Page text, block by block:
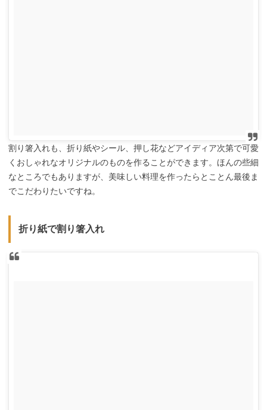
割り箸入れも、折り紙やシール、押し花などアイディア次第で可愛
くおしゃれなオリジナルのものを作ることができます。ほんの些細
なところでもありますが、美味しい料理を作ったらとことん最後ま
でこだわりたいですね。
折り紙で割り箸入れ